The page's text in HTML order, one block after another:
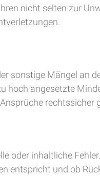
nicht selten zur
sonstige Mängel an
hoch angesetzte
rechtssicher
oder inhaltliche
entspricht und ob